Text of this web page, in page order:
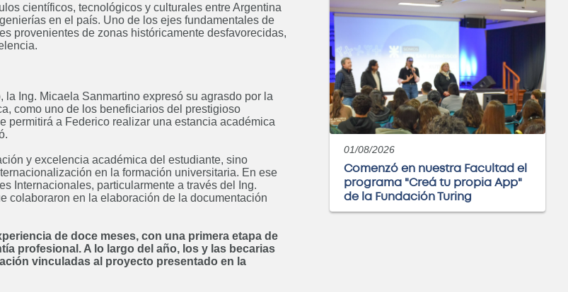
científicos, tecnológicos y culturales entre Argentina
en el país. Uno de los ejes fundamentales de
provenientes de zonas históricamente desfavorecidas,
Ing. Micaela Sanmartino expresó su agrasdo por la
como uno de los beneficiarios del prestigioso
permitirá a Federico realizar una estancia académica
y excelencia académica del estudiante, sino
en la formación universitaria. En ese
Internacionales, particularmente a través del Ing.
colaboraron en la elaboración de la documentación
de doce meses, con una primera etapa de
profesional. A lo largo del año, los y las becarias
vinculadas al proyecto presentado en la
01/08/2026
Comenzó en nuestra Facultad el
programa "Creá tu propia App"
de la Fundación Turing
Diplomatura en
ABIERTO
Posgrado: Especialización en
Ingeniería Gerencial
Electrónica Ingeniería Electromecánica
Próximamente